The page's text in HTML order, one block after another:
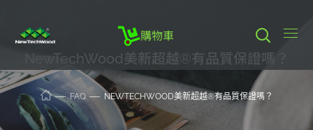
購物車
NewTechWood美新超越®有品質保證嗎？
FAQ NEWTECHWOOD美新超越®有品質保證嗎？